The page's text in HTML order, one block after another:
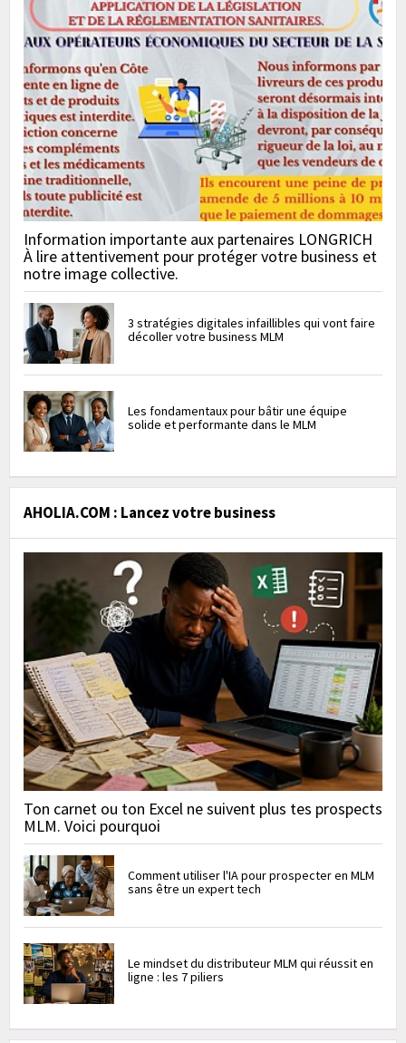
Information importante aux partenaires LONGRICH
À lire attentivement pour protéger votre business et
notre image collective.
3 stratégies digitales infaillibles qui vont faire
décoller votre business MLM
Les fondamentaux pour bâtir une équipe
solide et performante dans le MLM
AHOLIA.COM : Lancez votre business
Ton carnet ou ton Excel ne suivent plus tes prospects
MLM. Voici pourquoi
Comment utiliser l'IA pour prospecter en MLM
sans être un expert tech
Le mindset du distributeur MLM qui réussit en
ligne : les 7 piliers